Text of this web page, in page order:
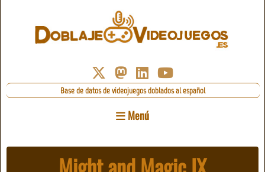
Base de datos de videojuegos doblados al español
Menú